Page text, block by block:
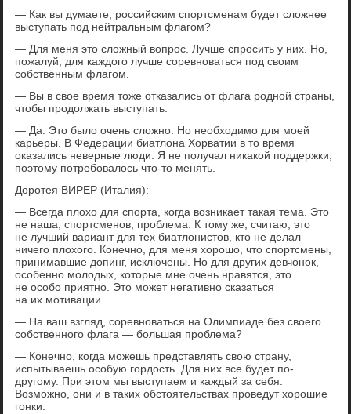
— Как вы думаете, российским спортсменам будет сложнее
выступать под нейтральным флагом?
— Для меня это сложный вопрос. Лучше спросить у них. Но,
пожалуй, для каждого лучше соревноваться под своим
собственным флагом.
— Вы в свое время тоже отказались от флага родной страны,
чтобы продолжать выступать.
— Да. Это было очень сложно. Но необходимо для моей
карьеры. В Федерации биатлона Хорватии в то время
оказались неверные люди. Я не получал никакой поддержки,
поэтому потребовалось что-то менять.
Доротея ВИРЕР (Италия):
— Всегда плохо для спорта, когда возникает такая тема. Это
не наша, спортсменов, проблема. К тому же, считаю, это
не лучший вариант для тех биатлонистов, кто не делал
ничего плохого. Конечно, для меня хорошо, что спортсмены,
принимавшие допинг, исключены. Но для других девчонок,
особенно молодых, которые мне очень нравятся, это
не особо приятно. Это может негативно сказаться
на их мотивации.
— На ваш взгляд, соревноваться на Олимпиаде без своего
собственного флага — большая проблема?
— Конечно, когда можешь представлять свою страну,
испытываешь особую гордость. Для них все будет по-
другому. При этом мы выступаем и каждый за себя.
Возможно, они и в таких обстоятельствах проведут хорошие
гонки.